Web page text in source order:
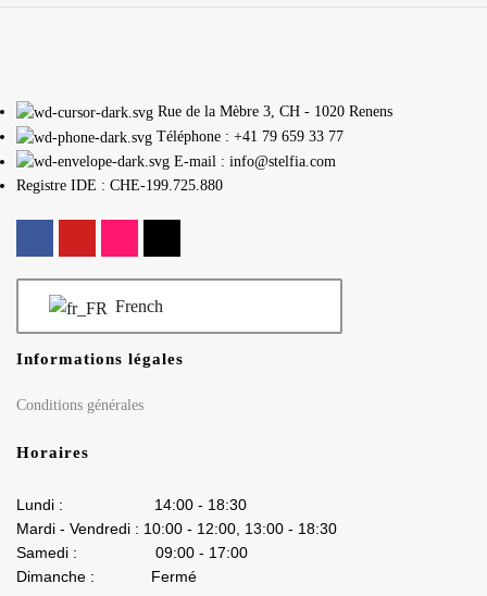
Rue de la Mèbre 3, CH - 1020 Renens
Téléphone : +41 79 659 33 77
E-mail : info@stelfia.com
Registre IDE : CHE-199.725.880
French
Informations légales
Conditions générales
Horaires
Lundi : 14:00 - 18:30
Mardi - Vendredi : 10:00 - 12:00, 13:00 - 18:30
Samedi : 09:00 - 17:00
Dimanche : Fermé